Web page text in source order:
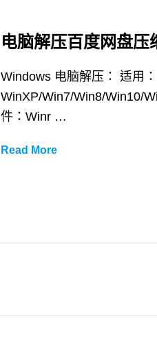
电脑解压百度网盘压
Windows 电脑解压： 适用：
WinXP/Win7/Win8/Win10/
件：Winr …
Read More电